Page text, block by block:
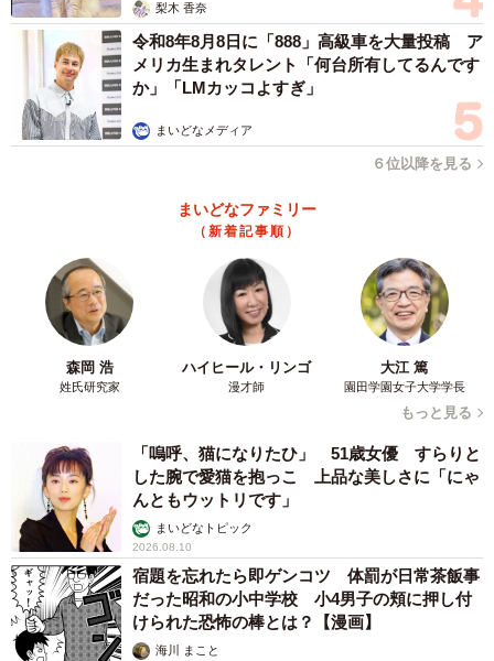
梨木 香奈
令和8年8月8日に「888」高級車を大量投稿 ア
メリカ生まれタレント「何台所有してるんです
か」「LMカッコよすぎ」
まいどなメディア
６位以降を見る
まいどなファミリー
（新着記事順）
森岡 浩
姓氏研究家
ハイヒール・リンゴ
漫才師
大江 篤
園田学園女子大学学長
もっと見る
「嗚呼、猫になりたひ」 51歳女優 すらりと
した腕で愛猫を抱っこ 上品な美しさに「にゃ
んともウットリです」
まいどなトピック
2026.08.10
宿題を忘れたら即ゲンコツ 体罰が日常茶飯事
だった昭和の小中学校 小4男子の頬に押し付
けられた恐怖の棒とは？【漫画】
海川 まこと